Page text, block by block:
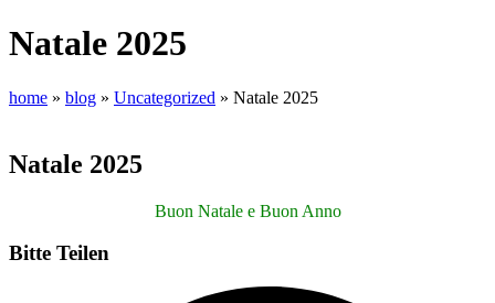
Natale 2025
home » blog » Uncategorized » Natale 2025
Natale 2025
Buon Natale e Buon Anno
Bitte Teilen